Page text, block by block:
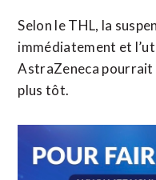
Selon le THL, la
immédiatement et
AstraZeneca pourrait
plus tôt.